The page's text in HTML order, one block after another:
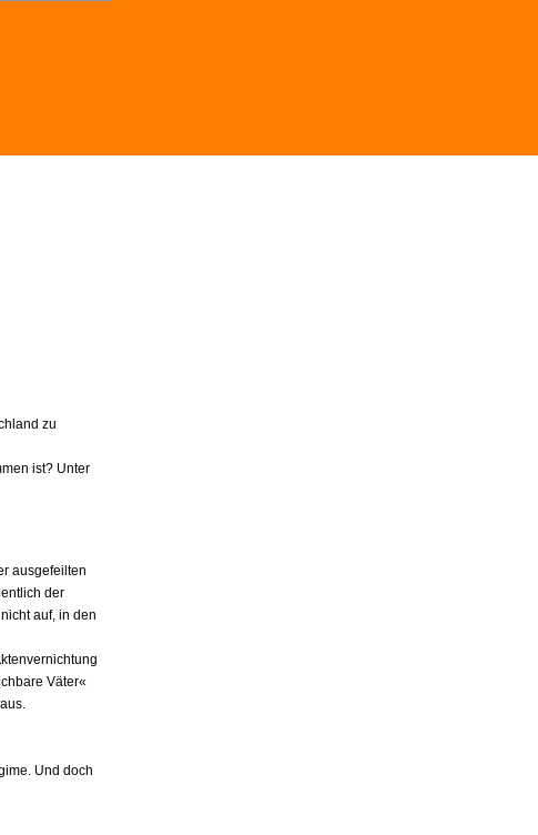
zu
ist? Unter
ausgefeilten
der
auf, in den
Väter«
Und doch